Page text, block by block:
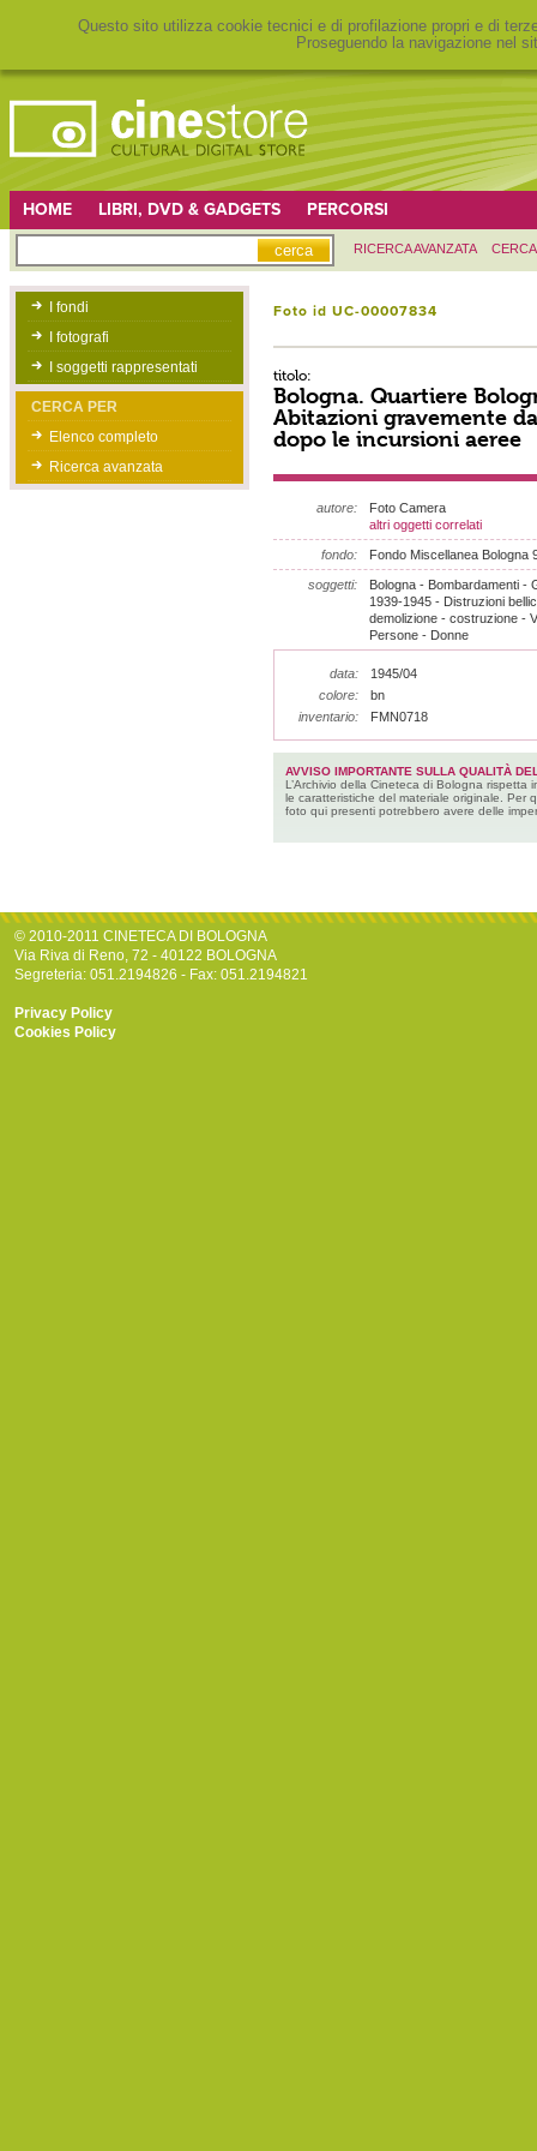
Questo sito utilizza cookie tecnici e di profilazione propri e di
Proseguendo la navigazione nel
HOME LIBRI, DVD & GADGETS PERCORSI
RICERCA AVANZATA
I fondi
I fotografi
I soggetti rappresentati
CERCA PER
Elenco completo
Ricerca avanzata
Foto id UC-00007834
titolo:
Bologna. Quartiere
Abitazioni gravemente
dopo le incursioni aeree
autore:
Foto Camera
altri oggetti correlati
fondo: Fondo Miscellanea Bologna
soggetti:
Bologna - Bombardamenti -
1939-1945 - Distruzioni
demolizione - costruzione -
Persone - Donne
data:
1945/04
colore:
bn
inventario:
FMN0718
AVVISO IMPORTANTE SULLA QUALITÀ
L’Archivio della Cineteca di Bologna rispetta
le caratteristiche del materiale originale. Per
foto qui presenti potrebbero avere delle
© 2010-2011 CINETECA DI BOLOGNA
Via Riva di Reno, 72 - 40122 BOLOGNA
Segreteria: 051.2194826 - Fax: 051.2194821
Privacy Policy
Cookies Policy